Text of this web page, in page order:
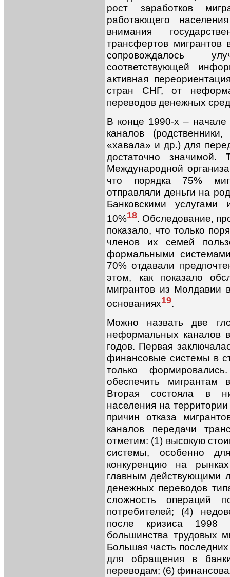
рост заработков
работающего
внимания
трансфертов мигрантов
сопровождалось
соответствующей
активная
стран СНГ, от
переводов денежных
В конце 1990-х –
каналов
«хавала» и др.) для
достаточно значимой.
Международной
что порядка 75%
отправляли деньги на
Банковскими услугами
10%18. Обследование,
показало, что только
членов их семей
формальными
70% отдавали
этом, как показало
мигрантов из Молдавии
основаниях19.
Можно назвать две
неформальных каналов
годов. Первая
финансовые системы в
только
обеспечить мигрантам
Вторая состояла в
населения на
причин отказа
каналов передачи
отметим: (1) высокую
системы, особенно
конкуренцию на
главным действующими
денежных переводов
сложность операций
потребителей; (4)
после кризиса 1998
большинства трудовых
Большая часть
для обращения в
переводам; (6)